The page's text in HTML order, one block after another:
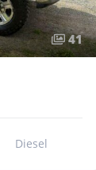
41
Diesel